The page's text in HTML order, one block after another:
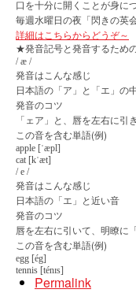
口を十分に開くことが身に
毎週水曜日の夜「閃きの英
詳細はこちらからどうぞ～
★発音記号と発音するため
/ æ /
発音はこんな感じ
日本語の「ア」と「エ」の
発音のコツ
「ェア」と、唇を左右に引
この音を含む単語(例)
apple [ˈæpl]
cat [kˈæt]
/ e /
発音はこんな感じ
日本語の「エ」と近い音
発音のコツ
唇を左右に引いて、明瞭に
この音を含む単語(例)
egg [ég]
tennis [ténɪs]
Permalink